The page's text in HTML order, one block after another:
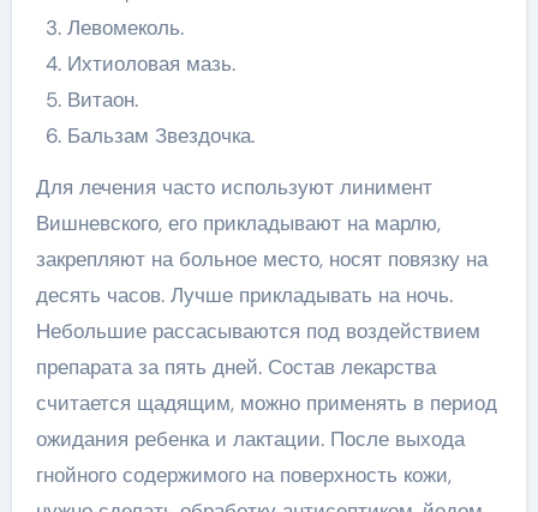
Левомеколь.
Ихтиоловая мазь.
Витаон.
Бальзам Звездочка.
Для лечения часто используют линимент
Вишневского, его прикладывают на марлю,
закрепляют на больное место, носят повязку на
десять часов. Лучше прикладывать на ночь.
Небольшие рассасываются под воздействием
препарата за пять дней. Состав лекарства
считается щадящим, можно применять в период
ожидания ребенка и лактации. После выхода
гнойного содержимого на поверхность кожи,